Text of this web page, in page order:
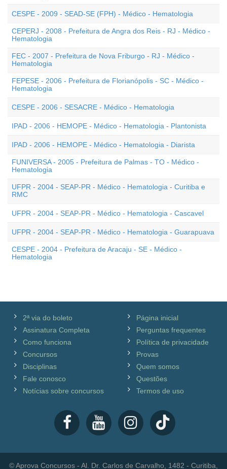
CESPE - 2009 - SEAD-SE (FPH) - Médico - Hematologia
CEPERJ - 2008 - Prefeitura de Angra dos Reis - RJ - Médico -
Hematologia
FEC - 2007 - Prefeitura de Nova Friburgo - RJ - Médico -
Hematologia
FEPESE - 2006 - Prefeitura de Florianópolis - SC - Médico -
Hematologia
CESPE - 2006 - SESACRE - Médico - Hematologia
IPAD - 2006 - HEMOPE - Médico - Hematologia - Plantonista
IPAD - 2006 - HEMOPE - Médico - Hematologia - Diarista
FUNIVERSA - 2005 - Prefeitura de Palmas - TO - Médico -
Hematologia
UFPR - 2004 - SEAP-PR - Médico - Hematologia - Curitiba e
RMC
UFPR - 2004 - SEAP-PR - Médico - Hematologia - Cascavel
UFPR - 2004 - SEAP-PR - Médico - Hematologia - Guarapuava
CESPE - 2004 - Prefeitura de Aracaju - SE - Médico -
Hematologia
2ª via do boleto
Assinatura Completa
Como funciona
Concursos
Disciplinas
Fale conosco
Notícias sobre concursos
Página inicial
Perguntas frequentes
Política de privacidade
Provas
Quem somos
Questões
Termos de uso
© Aprova Concursos - Al. Dr. Carlos de Carvalho, 1482 - Curitiba,